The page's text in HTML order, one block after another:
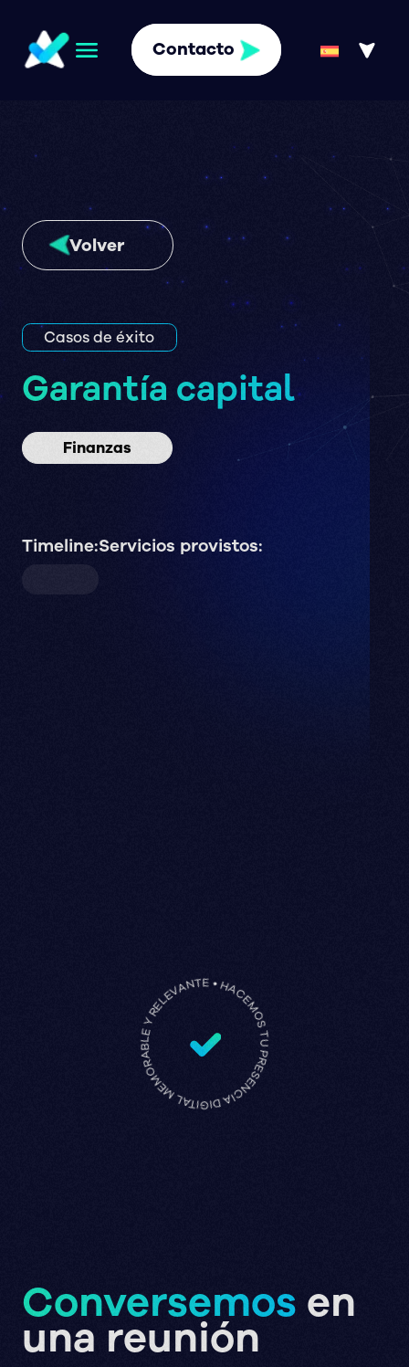
Contacto
Volver
Casos de éxito
Garantía capital
Finanzas
Timeline:Servicios provistos:
HACEMOS TU PRESENCIA DIGITAL MEMORABLE Y RELEVANTE •
Conversemos en
una reunión